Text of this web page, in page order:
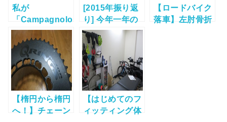
私が
「Campagnolo
“Neutron Ultra
Clincher”」を
選んだワケ。
[2015年振り返
り] 今年一年の
ロードバイク生
活を振り返る
【ロードバイク
落車】左肘骨折
【楕円から楕円
へ！】チェーン
【はじめてのフ
ィッティング体